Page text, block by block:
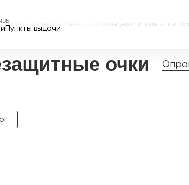
Пункты выдачи Солнцезащитные очки
очки